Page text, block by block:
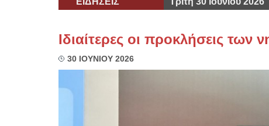
Ιδιαίτερες οι προκλήσεις των
30 ΙΟΥΝΙΟΥ 2026